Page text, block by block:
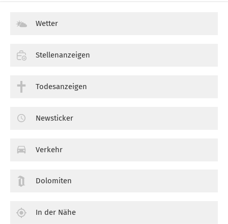
Wetter
Stellenanzeigen
Todesanzeigen
Newsticker
Verkehr
Dolomiten
In der Nähe